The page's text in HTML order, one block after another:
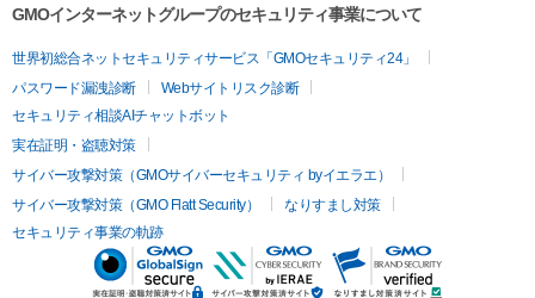
GMOインターネットグループのセキュリティ事業について
世界初総合ネットセキュリティサービス「GMOセキュリティ24」
パスワード漏洩診断
Webサイトリスク診断
セキュリティ相談AIチャットボット
実在証明・盗聴対策
サイバー攻撃対策（GMOサイバーセキュリティ byイエラエ）
サイバー攻撃対策（GMO Flatt Security）
なりすまし対策
セキュリティ事業の軌跡